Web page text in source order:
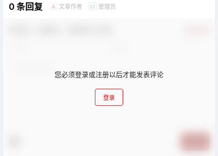
0 条回复 A 文章作者 M 管理员
您必须登录或注册以后才能发表评论
登录